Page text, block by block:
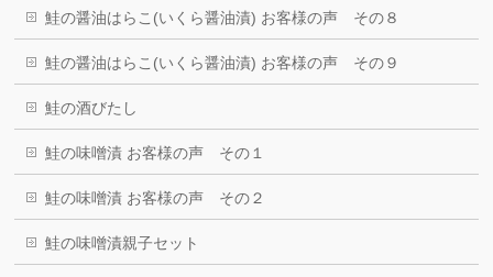
鮭の醤油はらこ(いくら醤油漬) お客様の声 その８
鮭の醤油はらこ(いくら醤油漬) お客様の声 その９
鮭の酒びたし
鮭の味噌漬 お客様の声 その１
鮭の味噌漬 お客様の声 その２
鮭の味噌漬親子セット